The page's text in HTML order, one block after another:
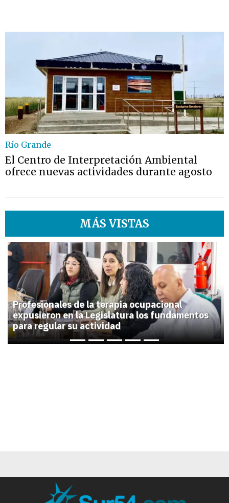
Río Grande
El Centro de Interpretación Ambiental
ofrece nuevas actividades durante agosto
MÁS VISTAS
1
Profesionales de la terapia ocupacional
expusieron en la Legislatura los fundamentos
para regular su actividad
Previous Next